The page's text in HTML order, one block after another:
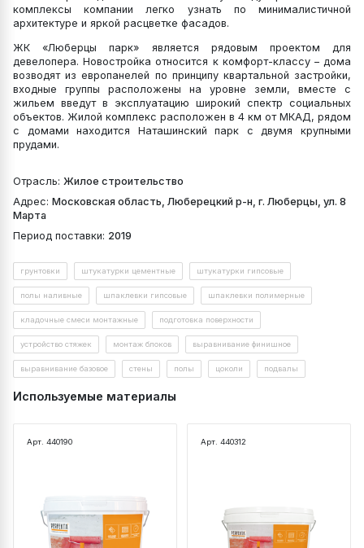
комплексы компании легко узнать по минималистичной
архитектуре и яркой расцветке фасадов.
ЖК «Люберцы парк» является рядовым проектом для
девелопера. Новостройка относится к комфорт-классу – дома
возводят из европанелей по принципу квартальной застройки,
входные группы расположены на уровне земли, вместе с
жильем введут в эксплуатацию широкий спектр социальных
объектов. Жилой комплекс расположен в 4 км от МКАД, рядом
с домами находится Наташинский парк с двумя крупными
прудами.
Отрасль: Жилое строительство
Адрес: Московская область, Люберецкий р-н, г. Люберцы, ул. 8
Марта
Период поставки: 2019
грунтовки штукатурки цементные штукатурки гипсовые
полы наливные шпаклевки гипсовые шпаклевки полимерные
кладочные смеси монтажные подготовка поверхности
устройство стяжек монтаж блоков выравнивание финишное
выравнивание базовое стены полы цоколи подвалы
Используемые материалы
Арт. 440190 Арт. 440312